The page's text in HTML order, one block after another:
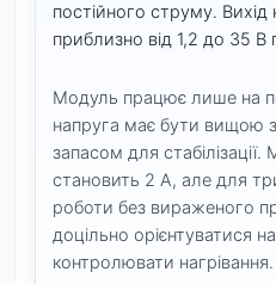
постійного струму.
приблизно від 1,2 до 35 В
Модуль працює лише на
напруга має бути вищою
запасом для
становить 2 А, але для
роботи без вираженого
доцільно орієнтуватися
контролювати нагрівання.